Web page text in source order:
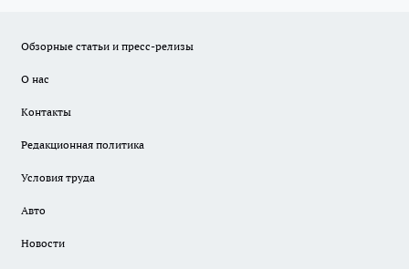
Обзорные статьи и пресс-релизы
О нас
Контакты
Редакционная политика
Условия труда
Авто
Новости